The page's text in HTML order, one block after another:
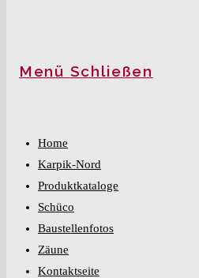
Menü Schließen
Home
Karpik-Nord
Produktkataloge
Schüco
Baustellenfotos
Zäune
Kontaktseite